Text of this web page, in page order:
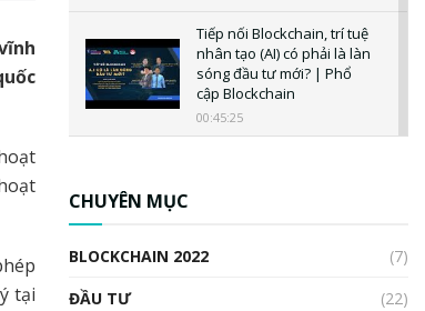
tại
Tiếp nối Blockchain, trí tuệ
nhân tạo (AI) có phải là làn
sóng đầu tư mới? | Phổ
cập Blockchain
00:45:25
CHUYÊN MỤC
BLOCKCHAIN 2022
(7)
ĐẦU TƯ
(22)